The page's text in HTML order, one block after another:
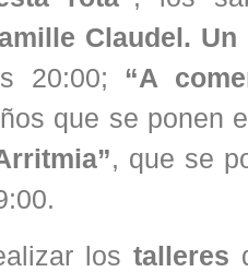
Claudel.
20:00; “A
que se ponen
, que se
los talleres